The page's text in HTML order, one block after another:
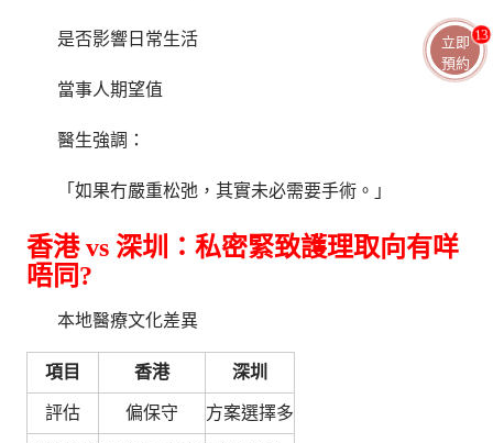
是否影響日常生活
當事人期望值
醫生強調：
「如果冇嚴重松弛，其實未必需要手術。」
香港 vs 深圳：私密緊致護理取向有咩
唔同?
本地醫療文化差異
項目 香港 深圳
評估 偏保守 方案選擇多
立即
預約
13